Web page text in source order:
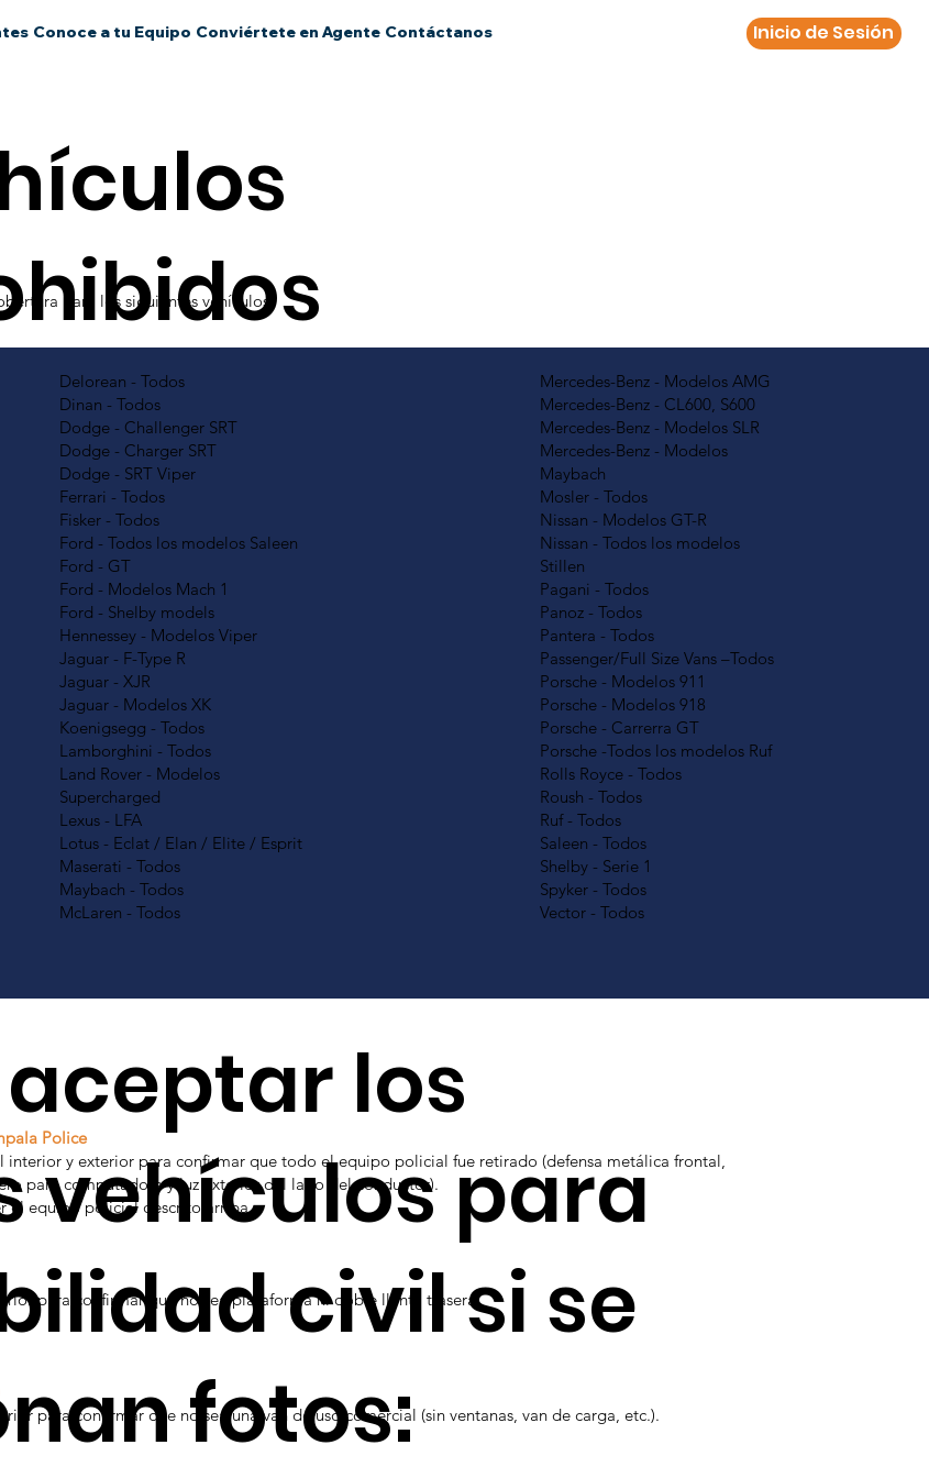
Inicio de Sesión
Conoce a tu Equipo Conviértete en Agente Contáctanos
Delorean - Todos
Dinan - Todos
Dodge - Challenger SRT
Dodge - Charger SRT
Dodge - SRT Viper
Ferrari - Todos
Fisker - Todos
Ford - Todos los modelos Saleen
Ford - GT
Ford - Modelos Mach 1
Ford - Shelby models
Hennessey - Modelos Viper
Jaguar - F-Type R
Jaguar - XJR
Jaguar - Modelos XK
Koenigsegg - Todos
Lamborghini - Todos
Land Rover - Modelos
Supercharged
Lexus - LFA
Lotus - Eclat / Elan / Elite / Esprit
Maserati - Todos
Maybach - Todos
McLaren - Todos
Mercedes-Benz - Modelos AMG
Mercedes-Benz - CL600, S600
Mercedes-Benz - Modelos SLR
Mercedes-Benz - Modelos
Maybach
Mosler - Todos
Nissan - Modelos GT-R
Nissan - Todos los modelos
Stillen
Pagani - Todos
Panoz - Todos
Pantera - Todos
Passenger/Full Size Vans –Todos
Porsche - Modelos 911
Porsche - Modelos 918
Porsche - Carrerra GT
Porsche -Todos los modelos Ruf
Rolls Royce - Todos
Roush - Todos
Ruf - Todos
Saleen - Todos
Shelby - Serie 1
Spyker - Todos
Vector - Todos
para los siguientes vehículos
los
vehículos para
civil si se
fotos:
Police
interior y exterior para confirmar que todo el equipo policial fue retirado (defensa metálica frontal,
para computadora y luz exterior del lado del conductor).
el equipo policial descrito arriba.
para confirmar que no sea plataforma ni doble llanta trasera.
para confirmar que no sea una van de uso comercial (sin ventanas, van de carga, etc.).